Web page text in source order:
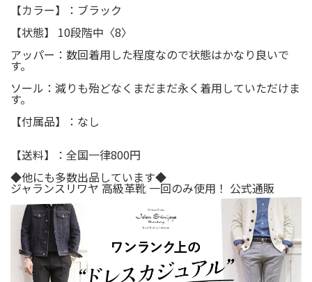
【カラー】：ブラック
【状態】 10段階中〈8〉
アッパー：数回着用した程度なので状態はかなり良いで
す。
ソール：減りも殆どなくまだまだ永く着用していただけま
す。
【付属品】：なし
【送料】：全国一律800円
◆他にも多数出品しています◆
ジャランスリワヤ 高級革靴 一回のみ使用！ 公式通販